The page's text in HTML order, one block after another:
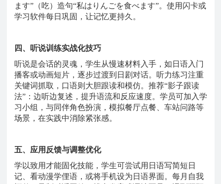
ます”（吃）造句“私はりんごを食べます”。使用闪卡或
学习软件每日巩固，让记忆更持久。
四、听说训练实战化技巧
听说是会话的灵魂，学生从慢速材料入手，如日语入门
播客或动画短片，逐步过渡到日剧对话。听力练习注重
关键词抓取，口语则大胆跟读和模仿。推荐“影子跟读
法”：边听边复述，提升语流和反应速度。学员可加入学
习小组，与同伴角色扮演，模拟餐厅点餐、车站问路等
场景，在实践中消除紧张感。
五、应用反馈与调整优化
学以致用才能固化技能，学生可尝试用日语写简短日
记、看动漫学俚语，或将手机设为日语界面。每月自我